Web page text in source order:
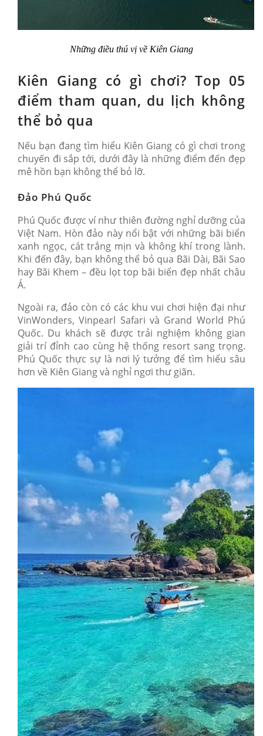
Những điều thú vị về Kiên Giang
Kiên Giang có gì chơi? Top 05
điểm tham quan, du lịch không
thể bỏ qua
Nếu bạn đang tìm hiểu Kiên Giang có gì chơi trong
chuyến đi sắp tới, dưới đây là những điểm đến đẹp
mê hồn bạn không thể bỏ lỡ.
Đảo Phú Quốc
Phú Quốc được ví như thiên đường nghỉ dưỡng của
Việt Nam. Hòn đảo này nổi bật với những bãi biển
xanh ngọc, cát trắng mịn và không khí trong lành.
Khi đến đây, bạn không thể bỏ qua Bãi Dài, Bãi Sao
hay Bãi Khem – đều lọt top bãi biển đẹp nhất châu
Á.
Ngoài ra, đảo còn có các khu vui chơi hiện đại như
VinWonders, Vinpearl Safari và Grand World Phú
Quốc. Du khách sẽ được trải nghiệm không gian
giải trí đỉnh cao cùng hệ thống resort sang trọng.
Phú Quốc thực sự là nơi lý tưởng để tìm hiểu sâu
hơn về Kiên Giang và nghỉ ngơi thư giãn.